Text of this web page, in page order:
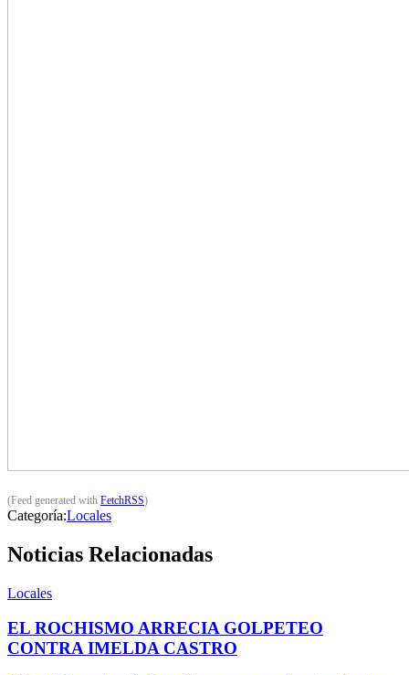
(Feed generated with FetchRSS)
Categoría:Locales
Noticias Relacionadas
Locales
EL ROCHISMO ARRECIA GOLPETEO
CONTRA IMELDA CASTRO